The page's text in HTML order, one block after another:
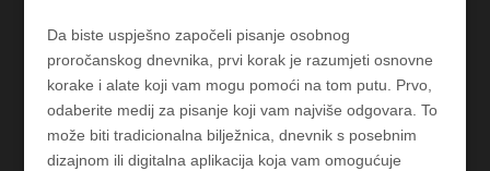
Da biste uspješno započeli pisanje osobnog
proročanskog dnevnika, prvi korak je razumjeti osnovne
korake i alate koji vam mogu pomoći na tom putu. Prvo,
odaberite medij za pisanje koji vam najviše odgovara. To
može biti tradicionalna bilježnica, dnevnik s posebnim
dizajnom ili digitalna aplikacija koja vam omogućuje